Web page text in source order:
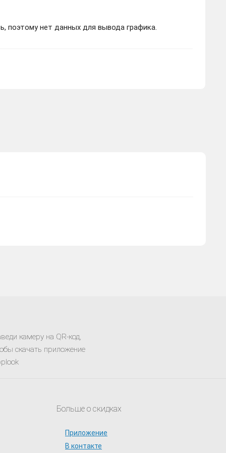
поэтому нет данных для вывода графика.
камеру на QR-код,
скачать приложение
Больше о скидках
Приложение
В контакте